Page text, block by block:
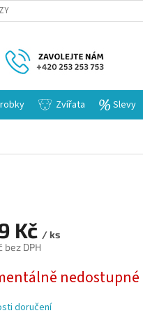
Zvířata Slevy
Kč / ks
bez DPH
nedostupné
doručení